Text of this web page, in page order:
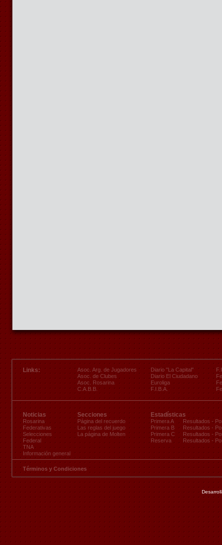
Links:
Asoc. Arg. de Jugadores
Asoc. de Clubes
Asoc. Rosarina
C.A.B.B.
Diario "La Capital"
Diario El Ciudadano
Euroliga
F.I.B.A.
Noticias
Rosarina
Federativas
Selecciones
Federal
TNA
Información general
Secciones
Página del recuerdo
Las reglas del juego
La página de Molten
Estadísticas
Primera A
Primera B
Primera C
Reserva
Resultados -
Resultados -
Resultados -
Resultados -
Términos y Condiciones